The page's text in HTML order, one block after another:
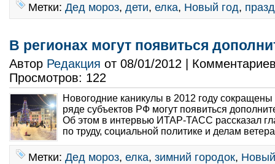
Метки: Дед мороз, дети, елка, Новый год,
В регионах могут появиться
Автор Редакция от 08/01/2012 |
Просмотров: 122
Новогодние каникулы в 2012 году сокращены
ряде субъектов РФ могут появиться
Об этом в интервью ИТАР-ТАСС рассказал
по труду, социальной политике и делам
Метки: Дед мороз, елка, зимний городок,